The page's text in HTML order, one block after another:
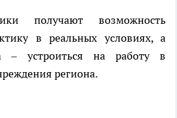
получают возможность
в реальных условиях, а
– устроиться на работу в
региона.